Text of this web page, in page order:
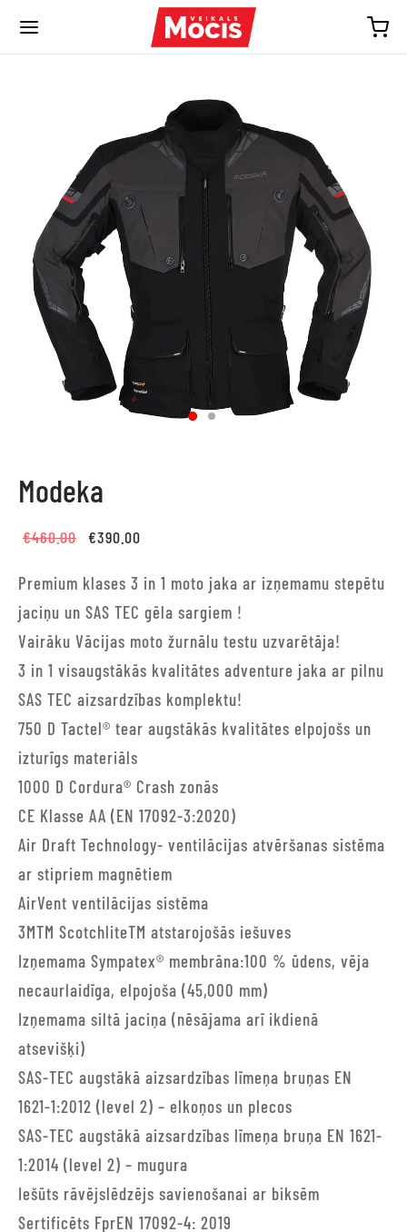
Modeka
€460.00 Original
was:
€460.00.
€390.00
€390.00.
Premium klases 3 in 1 moto jaka ar izņemamu stepētu
jaciņu un SAS TEC gēla sargiem !
Vairāku Vācijas moto žurnālu testu uzvarētāja!
3 in 1 visaugstākās kvalitātes adventure jaka ar pilnu
SAS TEC aizsardzības komplektu!
750 D Tactel® tear augstākās kvalitātes elpojošs un
izturīgs materiāls
1000 D Cordura® Crash zonās
CE Klasse AA (EN 17092-3:2020)
Air Draft Technology- ventilācijas atvēršanas sistēma
ar stipriem magnētiem
AirVent ventilācijas sistēma
3MTM ScotchliteTM atstarojošās iešuves
Izņemama Sympatex® membrāna:100 % ūdens, vēja
necaurlaidīga, elpojoša (45,000 mm)
Izņemama siltā jaciņa (nēsājama arī ikdienā
atsevišķi)
SAS-TEC augstākā aizsardzības līmeņa bruņas EN
1621-1:2012 (level 2) – elkoņos un plecos
SAS-TEC augstākā aizsardzības līmeņa bruņa EN 1621-
1:2014 (level 2) – mugura
Iešūts rāvējslēdzējs savienošanai ar biksēm
Sertificēts FprEN 17092-4: 2019